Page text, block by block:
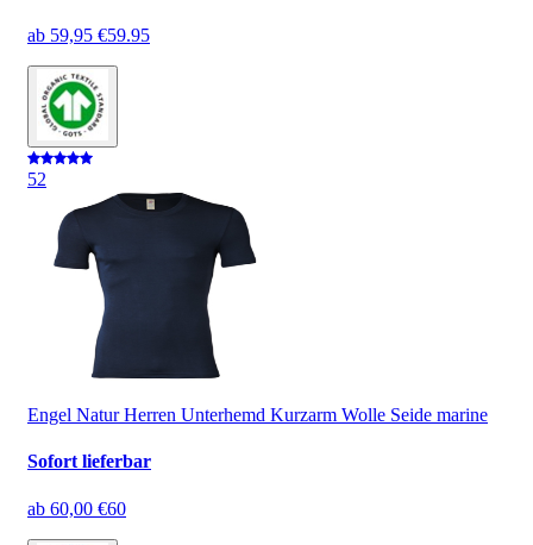
ab 59,95 €59.95
52
Engel Natur Herren Unterhemd Kurzarm Wolle Seide marine
Sofort lieferbar
ab 60,00 €60